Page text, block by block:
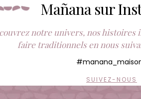
Mañana sur
notre univers, nos histoires
faire traditionnels en nous
SUIVEZ-NOUS